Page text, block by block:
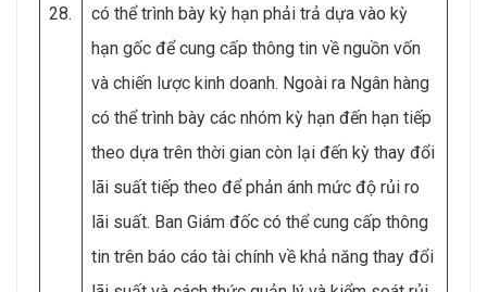
28.
có thể trình bày kỳ hạn phải trả dựa vào kỳ
hạn gốc để cung cấp thông tin về nguồn vốn
và chiến lược kinh doanh. Ngoài ra Ngân hàng
có thể trình bày các nhóm kỳ hạn đến hạn tiếp
theo dựa trên thời gian còn lại đến kỳ thay đổi
lãi suất tiếp theo để phản ánh mức độ rủi ro
lãi suất. Ban Giám đốc có thể cung cấp thông
tin trên báo cáo tài chính về khả năng thay đổi